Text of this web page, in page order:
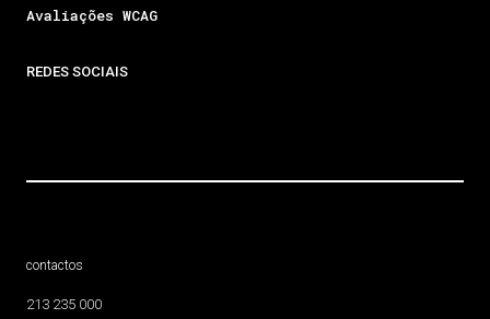
Avaliações WCAG
REDES SOCIAIS
contactos
213 235 000